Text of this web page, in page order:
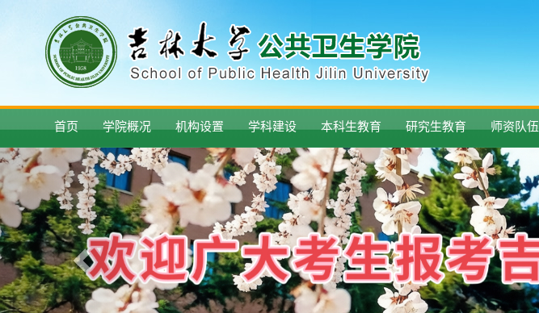
首页 学院概况 机构设置 学科建设 本科生教育 研究生教育 师资队伍